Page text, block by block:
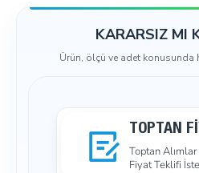
KARARSIZ MI
Ürün, ölçü ve adet konusunda
TOPTAN
Toptan Alımlar
Fiyat Teklifi İste